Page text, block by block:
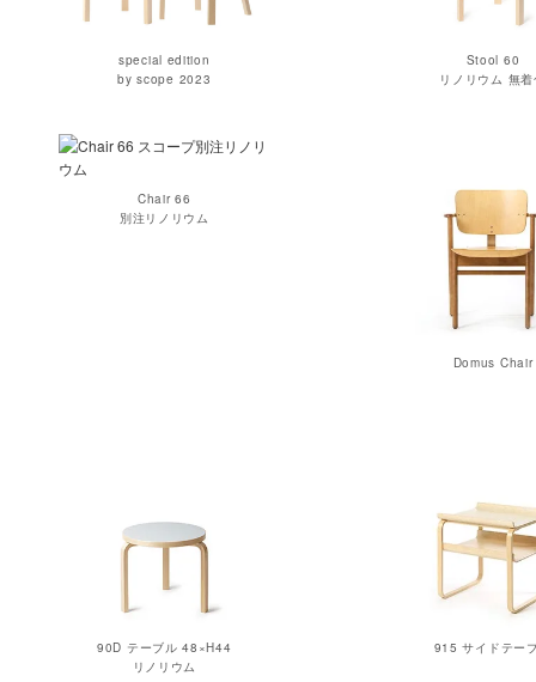
special edition
by scope 2023
Stool 60
リノリウム 無
Chair 66
別注リノリウム
Domus Chair
90D テーブル 48×H44
リノリウム
915 サイドテー